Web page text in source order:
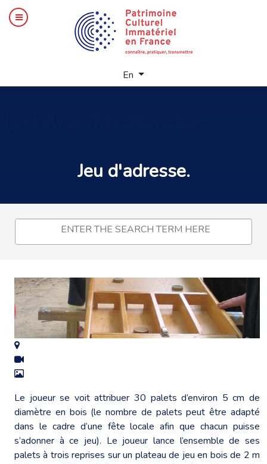
En
Jeu d'adresse.
Le joueur se voit attribuer 30 palets d’environ 5 cm de
diamètre en bois (le nombre de palets peut être adapté
dans le cadre d’une fête locale afin que chacun puisse
s’adonner à ce jeu). Le joueur lance l’ensemble de ses
palets à trois reprises sur un plateau de jeu en bois de 2 m